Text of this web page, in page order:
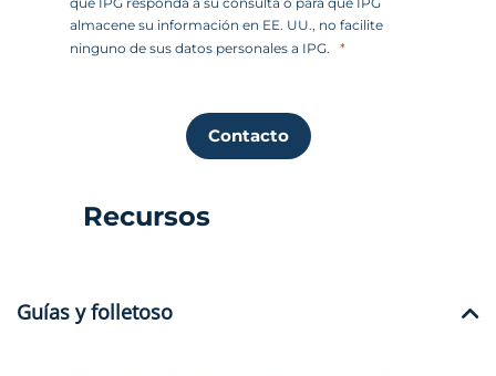
almacene su información en EE. UU., no facilite
ninguno de sus datos personales a IPG.
Contacto
Recursos
Guías y folletoso